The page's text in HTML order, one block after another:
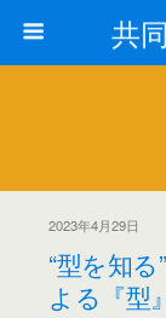
共
2023年4月29日
“型を知
よる『型